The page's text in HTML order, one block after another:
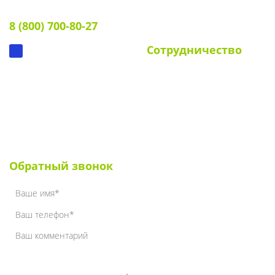
8 (800) 700-80-27
Сотрудничество
Обратный звонок